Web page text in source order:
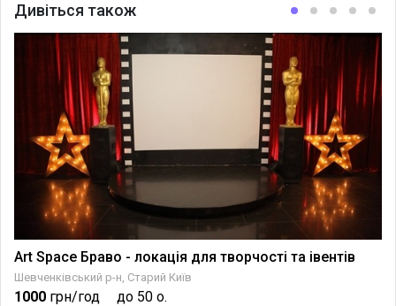
Дивіться також
Art Space Браво - локація для творчості та івентів
Шевченківський р-н, Старий Київ
1000 грн/год до 50 о.